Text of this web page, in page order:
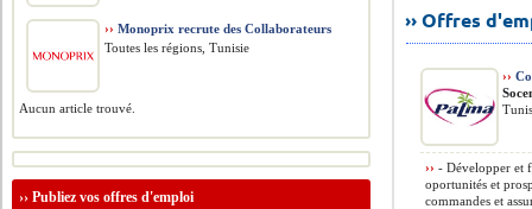
›› Offres
››
›› - Développer et
oportunités et
commandes et
›› Monoprix recrute des Collaborateurs
Toutes les régions, Tunisie
Aucun article trouvé.
››Publiez vos offres d'emploi